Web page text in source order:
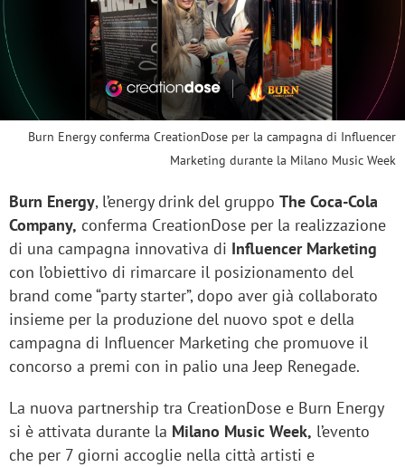
Burn Energy conferma CreationDose per la campagna di Influencer
Marketing durante la Milano Music Week
Burn Energy, l’energy drink del gruppo The Coca-Cola
Company, conferma CreationDose per la realizzazione
di una campagna innovativa di Influencer Marketing
con l’obiettivo di rimarcare il posizionamento del
brand come “party starter”, dopo aver già collaborato
insieme per la produzione del nuovo spot e della
campagna di Influencer Marketing che promuove il
concorso a premi con in palio una Jeep Renegade.
La nuova partnership tra CreationDose e Burn Energy
si è attivata durante la Milano Music Week, l’evento
che per 7 giorni accoglie nella città artisti e